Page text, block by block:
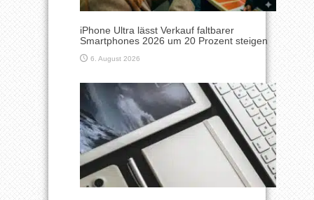
iPhone Ultra lässt Verkauf faltbarer
Smartphones 2026 um 20 Prozent steigen
6. August 2026